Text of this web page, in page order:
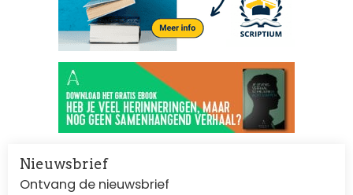
Nieuwsbrief
Ontvang de nieuwsbrief